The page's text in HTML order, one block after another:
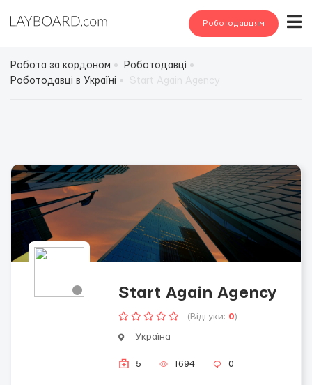
Роботодавцям
Робота за кордоном
Роботодавці
Роботодавці в Україні
Start Again Agency
(Відгуки: 0)
Україна
5 1694 0